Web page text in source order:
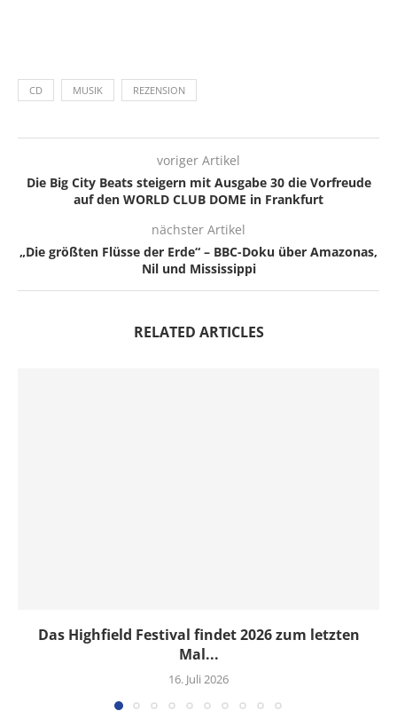
CD MUSIK REZENSION
voriger Artikel
Die Big City Beats steigern mit Ausgabe 30 die Vorfreude
auf den WORLD CLUB DOME in Frankfurt
nächster Artikel
„Die größten Flüsse der Erde“ – BBC-Doku über Amazonas,
Nil und Mississippi
RELATED ARTICLES
Das Highfield Festival findet 2026 zum letzten
Mal...
16. Juli 2026